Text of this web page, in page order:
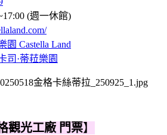
(週一休館)
園 Castella Land
司·蒂菈樂園
觀光工廠 門票】